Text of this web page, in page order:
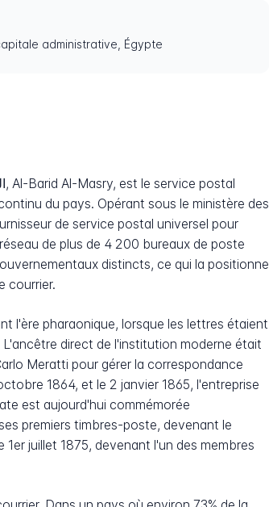
administrative, Égypte
du pays. Opérant sous le ministère des
de service postal universel pour
de plus de 4 200 bureaux de poste
distincts, ce qui la positionne
courrier.
l'ère pharaonique, lorsque les lettres étaient
direct de l'institution moderne était
Meratti pour gérer la correspondance
1864, et le 2 janvier 1865, l'entreprise
est aujourd'hui commémorée
premiers timbres-poste, devenant le
juillet 1875, devenant l'un des membres